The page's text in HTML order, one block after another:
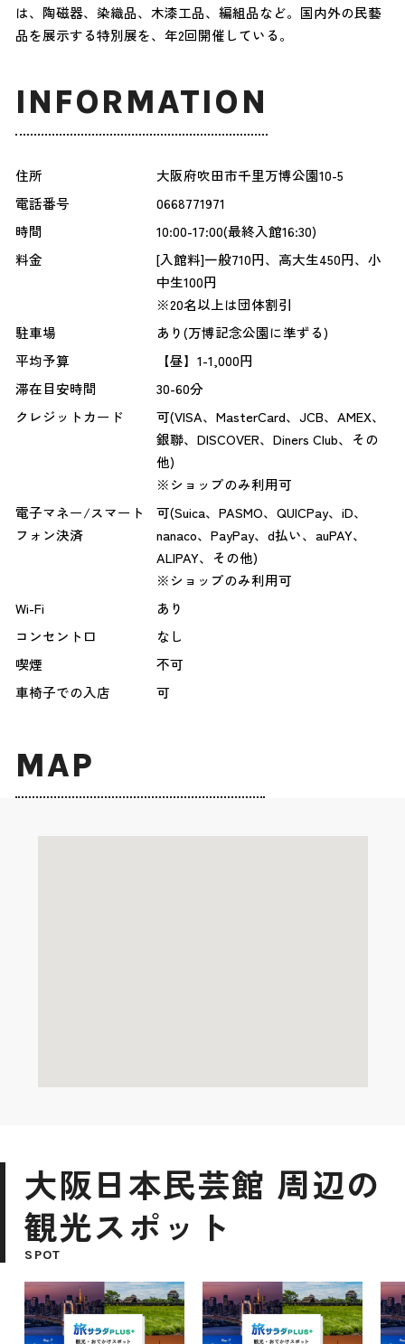
は、陶磁器、染織品、木漆工品、編組品など。国内外の民藝
品を展示する特別展を、年2回開催している。
INFORMATION
住所
大阪府吹田市千里万博公園10-5
電話番号
0668771971
時間
10:00-17:00(最終入館16:30)
料金
[入館料]一般710円、高大生450円、小
中生100円
※20名以上は団体割引
駐車場
あり(万博記念公園に準ずる)
平均予算
【昼】1-1,000円
滞在目安時間
30-60分
クレジットカード
可(VISA、MasterCard、JCB、AMEX、
銀聯、DISCOVER、Diners Club、その
他)
※ショップのみ利用可
電子マネー/スマート
フォン決済
可(Suica、PASMO、QUICPay、iD、
nanaco、PayPay、d払い、auPAY、
ALIPAY、その他)
※ショップのみ利用可
Wi-Fi
あり
コンセント口
なし
喫煙
不可
車椅子での入店
可
MAP
大阪日本民芸館 周辺の
観光スポット
SPOT